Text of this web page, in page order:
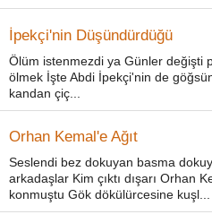
İpekçi'nin Düşündürdüğü
Ölüm istenmezdi ya Günler değişti
ölmek İşte Abdi İpekçi'nin de
kandan çiç...
Orhan Kemal'e Ağıt
Seslendi bez dokuyan basma
arkadaşlar Kim çıktı dışarı Orhan
konmuştu Gök dökülürcesine kuşl...